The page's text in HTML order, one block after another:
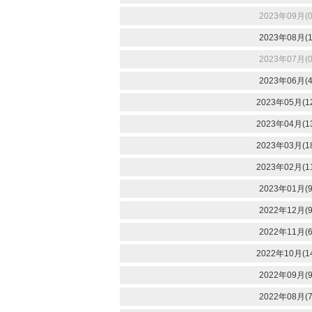
2023年09月
2023年08月
2023年07月
2023年06月
2023年05月
2023年04月
2023年03月
2023年02月
2023年01月
2022年12月
2022年11月
2022年10月
2022年09月
2022年08月